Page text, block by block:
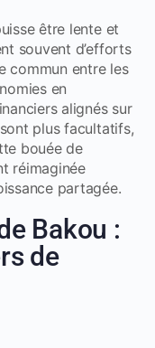
être lente et
souvent d’efforts
commun entre les
en
alignés sur
plus facultatifs,
bouée de
réimaginée
partagée.
Bakou :
de